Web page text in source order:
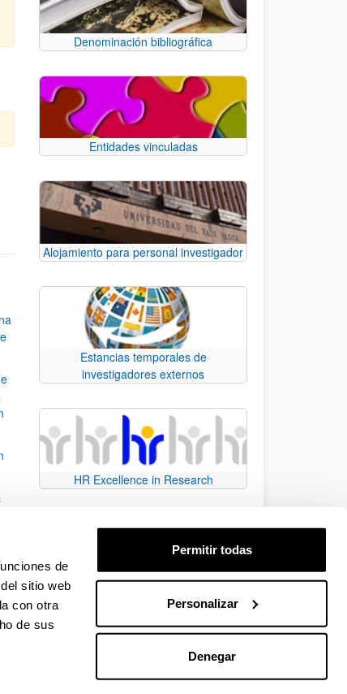
de
sitio web
con otra
de sus
Permitir todas
Personalizar
Denegar
para desplazarse.
Denominación bibliográfica
Entidades vinculadas
Alojamiento para personal investigador
Estancias temporales de
investigadores externos
HR Excellence in Research